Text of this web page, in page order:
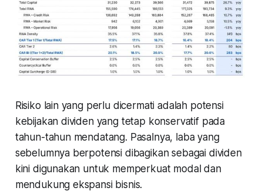
Risiko lain yang perlu dicermati adalah potensi
kebijakan dividen yang tetap konservatif pada
tahun-tahun mendatang. Pasalnya, laba yang
sebelumnya berpotensi dibagikan sebagai dividen
kini digunakan untuk memperkuat modal dan
mendukung ekspansi bisnis.